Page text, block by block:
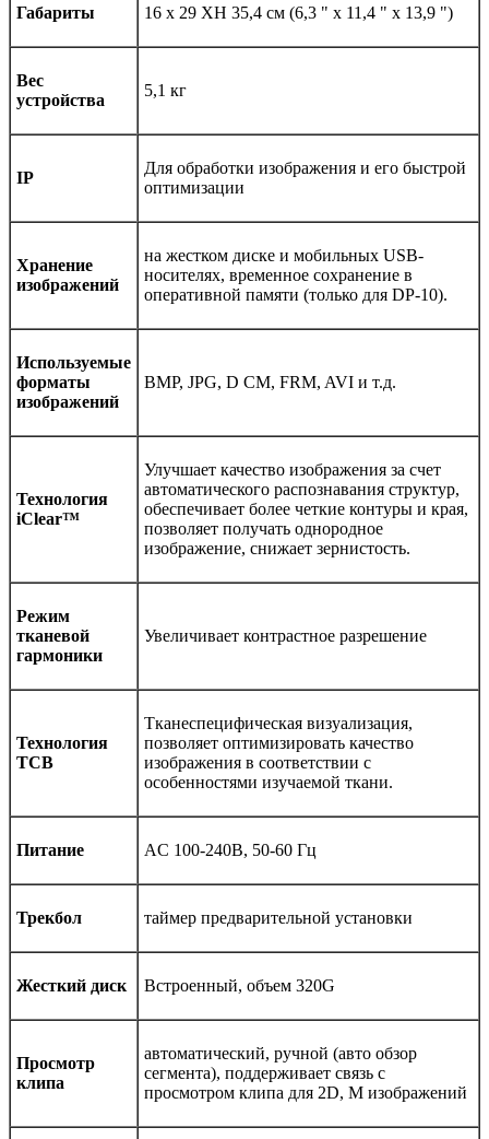
Габариты 16 х 29 XH 35,4 см (6,3 " х 11,4 " х 13,9 ")
Вес
устройства
5,1 кг
IP
Для обработки изображения и его быстрой
оптимизации
Хранение
изображений
на жестком диске и мобильных USB-
носителях, временное сохранение в
оперативной памяти (только для DP-10).
Используемые
форматы
изображений
BMP, JPG, D CM, FRM, AVI и т.д.
Технология
iClear™
Улучшает качество изображения за счет
автоматического распознавания структур,
обеспечивает более четкие контуры и края,
позволяет получать однородное
изображение, снижает зернистость.
Режим
тканевой
гармоники
Увеличивает контрастное разрешение
Технология
ТСВ
Тканеспецифическая визуализация,
позволяет оптимизировать качество
изображения в соответствии с
особенностями изучаемой ткани.
Питание AC 100-240В, 50-60 Гц
Трекбол таймер предварительной установки
Жесткий диск Встроенный, объем 320G
Просмотр
клипа
автоматический, ручной (авто обзор
сегмента), поддерживает связь с
просмотром клипа для 2D, M изображений